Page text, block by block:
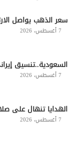
سعر الذهب يواصل
7 أغسطس، 2026
السعودية..تنسيق
7 أغسطس، 2026
الهدايا تنهال على
7 أغسطس، 2026